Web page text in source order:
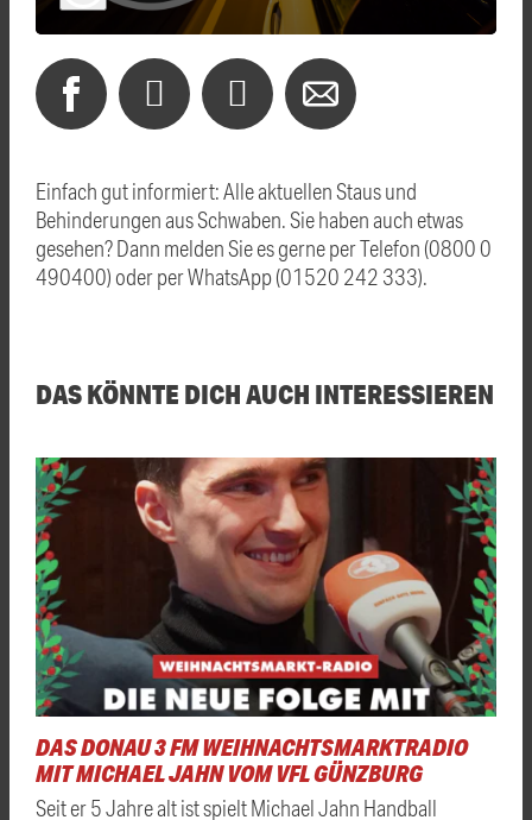
Einfach gut informiert: Alle aktuellen Staus und
Behinderungen aus Schwaben. Sie haben auch etwas
gesehen? Dann melden Sie es gerne per Telefon (0800 0
490400) oder per WhatsApp (01520 242 333).
DAS KÖNNTE DICH AUCH INTERESSIEREN
DAS DONAU 3 FM WEIHNACHTSMARKTRADIO
MIT MICHAEL JAHN VOM VFL GÜNZBURG
Seit er 5 Jahre alt ist spielt Michael Jahn Handball